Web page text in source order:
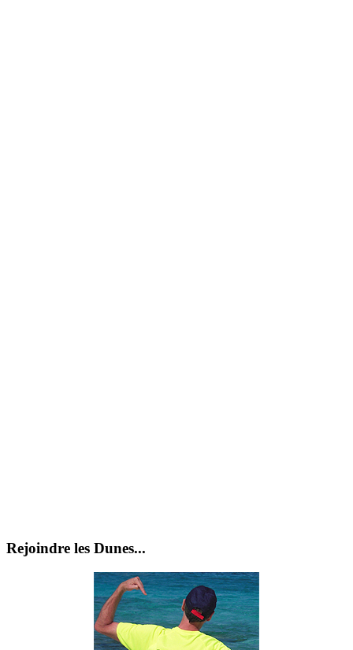
Rejoindre les Dunes...